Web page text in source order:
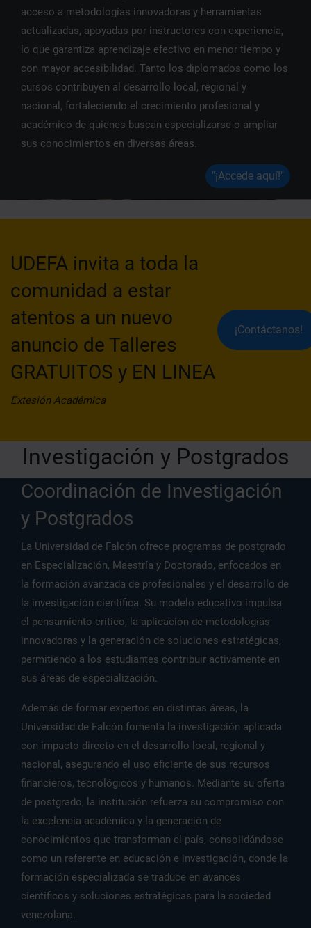
acceso a metodologías innovadoras y herramientas
actualizadas, apoyadas por instructores con experiencia,
lo que garantiza aprendizaje efectivo en menor tiempo y
con mayor accesibilidad. Tanto los diplomados como los
cursos contribuyen al desarrollo local, regional y
nacional, fortaleciendo el crecimiento profesional y
académico de quienes buscan especializarse o ampliar
sus conocimientos en diversas áreas.
"¡Accede aquí!"
UDEFA invita a toda la
comunidad a estar
atentos a un nuevo
anuncio de Talleres
GRATUITOS y EN LINEA
Extesión Académica
¡Contáctanos!
Investigación y Postgrados
Coordinación de Investigación
y Postgrados
La Universidad de Falcón ofrece programas de postgrado
en Especialización, Maestría y Doctorado, enfocados en
la formación avanzada de profesionales y el desarrollo de
la investigación científica. Su modelo educativo impulsa
el pensamiento crítico, la aplicación de metodologías
innovadoras y la generación de soluciones estratégicas,
permitiendo a los estudiantes contribuir activamente en
sus áreas de especialización.
Además de formar expertos en distintas áreas, la
Universidad de Falcón fomenta la investigación aplicada
con impacto directo en el desarrollo local, regional y
nacional, asegurando el uso eficiente de sus recursos
financieros, tecnológicos y humanos. Mediante su oferta
de postgrado, la institución refuerza su compromiso con
la excelencia académica y la generación de
conocimientos que transforman el país, consolidándose
como un referente en educación e investigación, donde la
formación especializada se traduce en avances
científicos y soluciones estratégicas para la sociedad
venezolana.